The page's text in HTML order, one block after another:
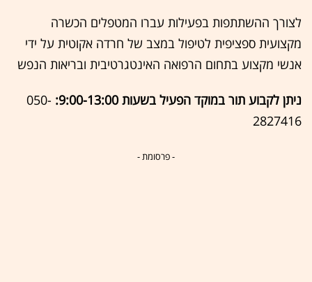
לצורך ההשתתפות בפעילות עברו המטפלים הכשרה
מקצועית ספציפית לטיפול במצב של חרדה אקוטית על ידי
אנשי מקצוע בתחום הרפואה האינטגרטיבית ובריאות הנפש
ניתן לקבוע תור במוקד הפעיל בשעות 9:00-13:00:
050-
2827416
- פרסומת -